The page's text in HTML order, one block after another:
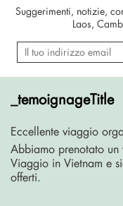
Suggerimenti, notizie,
Laos,
_temoignageTitle
Eccellente viaggio
Abbiamo prenotato
Viaggio in Vietnam e
offerti.